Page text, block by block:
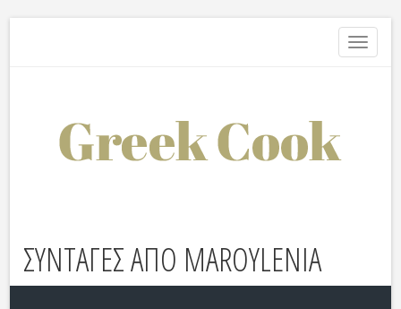
Toggle
ΣΥΝΤΑΓΕΣ ΑΠΟ MAROYLENIA